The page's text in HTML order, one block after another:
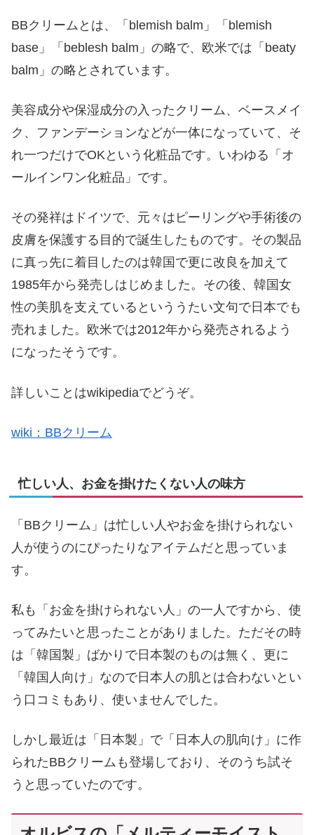
BBクリームとは、「blemish balm」「blemish
base」「beblesh balm」の略で、欧米では「beaty
balm」の略とされています。
美容成分や保湿成分の入ったクリーム、ベースメイ
ク、ファンデーションなどが一体になっていて、そ
れ一つだけでOKという化粧品です。いわゆる「オ
ールインワン化粧品」です。
その発祥はドイツで、元々はピーリングや手術後の
皮膚を保護する目的で誕生したものです。その製品
に真っ先に着目したのは韓国で更に改良を加えて
1985年から発売しはじめました。その後、韓国女
性の美肌を支えているといううたい文句で日本でも
売れました。欧米では2012年から発売されるよう
になったそうです。
詳しいことはwikipediaでどうぞ。
wiki：BBクリーム
忙しい人、お金を掛けたくない人の味方
「BBクリーム」は忙しい人やお金を掛けられない
人が使うのにぴったりなアイテムだと思っていま
す。
私も「お金を掛けられない人」の一人ですから、使
ってみたいと思ったことがありました。ただその時
は「韓国製」ばかりで日本製のものは無く、更に
「韓国人向け」なので日本人の肌とは合わないとい
う口コミもあり、使いませんでした。
しかし最近は「日本製」で「日本人の肌向け」に作
られたBBクリームも登場しており、そのうち試そ
うと思っていたのです。